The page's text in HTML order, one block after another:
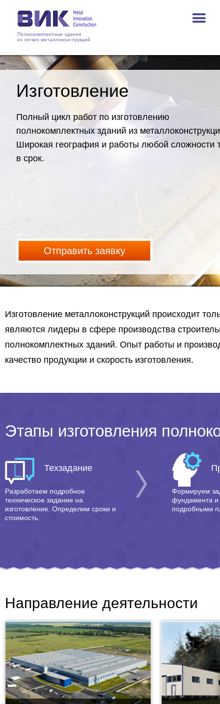
Полнокомплектные здания
из легких металлоконструкций
Изготовление
Полный цикл работ по изготовлению
полнокомплектных зданий из
Широкая география и работы любой сложности
в срок.
Отправить заявку
Изготовление металлоконструкций происходит
являются лидеры в сфере производства
полнокомплектных зданий. Опыт работы и
качество продукции и скорость изготовления.
Этапы изготовления
Техзадание
Разработаем подробное
техническое задание на
изготовление. Определим сроки и
стоимость.
Формируем
фундамента и
подробными
Направление деятельности